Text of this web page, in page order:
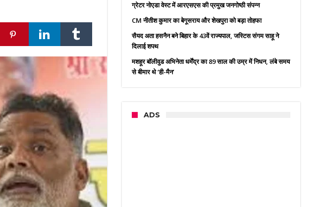
ग्रेटर नोएडा वेस्ट में आरएसएस की प्रमुख जनगोष्ठी संपन्न
CM नीतीश कुमार का बेगूसराय और शेखपुरा को बड़ा तोहफा
सैयद अता हसनैन बने बिहार के 43वें राज्यपाल, जस्टिस संगम साहू ने
दिलाई शपथ
मशहूर बॉलीवुड अभिनेता धर्मेंद्र का 89 साल की उम्र में निधन, लंबे समय
से बीमार थे ‘ही-मैन’
ADS